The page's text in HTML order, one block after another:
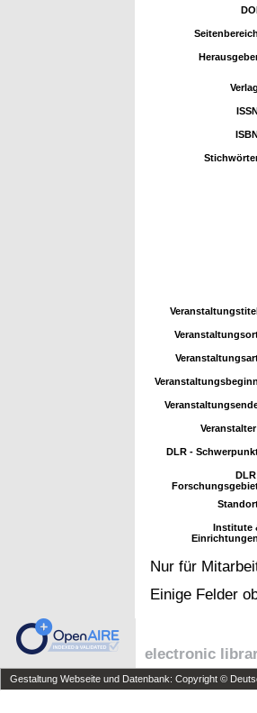
DLR -
Institute
Nur für
Einige Felder
electronic
Gestaltung Webseite und Datenbank: Copyright ©